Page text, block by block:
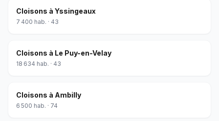
Cloisons à Yssingeaux
7 400 hab. · 43
Cloisons à Le Puy-en-Velay
18 634 hab. · 43
Cloisons à Ambilly
6 500 hab. · 74